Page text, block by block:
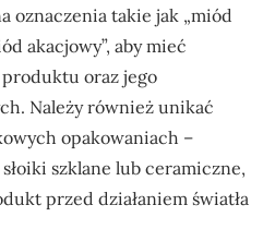
oznaczenia takie jak „miód
akacjowy”, aby mieć
oraz jego
Należy również unikać
opakowaniach –
szklane lub ceramiczne,
przed działaniem światła